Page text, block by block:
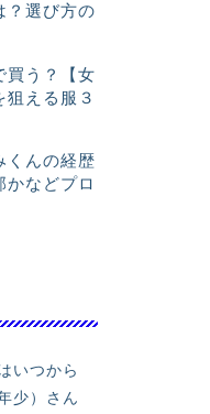
？選び方の
買う？【女
える服３
くんの経歴
かなどプロ
いつから
少）さん